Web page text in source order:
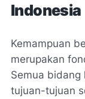
Indonesia
Kemampuan
merupakan
Semua bidang
tujuan-tujuan